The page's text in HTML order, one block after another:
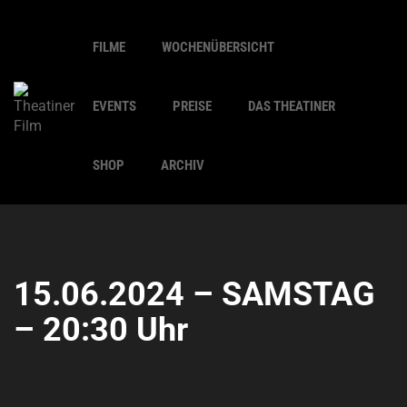
FILME WOCHENÜBERSICHT
EVENTS PREISE DAS THEATINER
SHOP ARCHIV
15.06.2024 – SAMSTAG
– 20:30 Uhr